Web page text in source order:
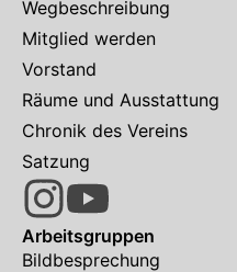
Wegbeschreibung
Mitglied werden
Vorstand
Räume und Ausstattung
Chronik des Vereins
Satzung
Arbeitsgruppen
Bildbesprechung